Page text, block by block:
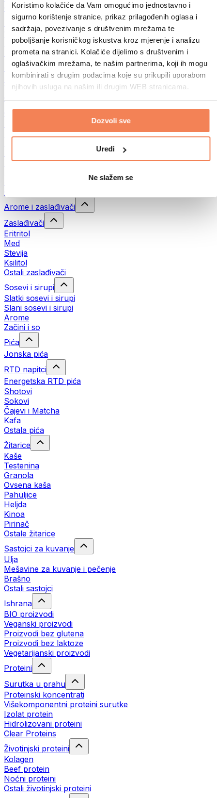
Koristimo kolačiće da Vam omogućimo jednostavno i
sigurno korištenje stranice, prikaz prilagođenih oglasa i
sadržaja, povezivanje s društvenim mrežama te
poboljšanje korisničkog iskustva kroz mjerenje i analizu
prometa na stranici. Kolačiće dijelimo s društvenim i
oglašivačkim mrežama, te našim partnerima, koji ih mogu
kombinirati s drugim podacima koje su prikupili uporabom
njihovih usluga na našim ili drugim WEB stranicama.
Dozvoli sve
Uredi
Ne slažem se
Ostala fitnes jela
Puteri od orašastih plodova
100% namazi od orašastih plodova
Slatki namazi od orašastih plodova
Proteinski namazi od orašastih plodova
Superhrana
Zelena superhrana
Vlakna
Ostala superhrana
Grickalice
Suvo meso
Proteinski čips
Ostale grickalice
Arome i zaslađivači
Zaslađivači
Eritritol
Med
Stevija
Ksilitol
Ostali zaslađivači
Sosevi i sirupi
Slatki sosevi i sirupi
Slani sosevi i sirupi
Arome
Začini i so
Pića
Jonska pića
RTD napitci
Energetska RTD pića
Shotovi
Sokovi
Čajevi i Matcha
Kafa
Ostala pića
Žitarice
Kaše
Testenina
Granola
Ovsena kaša
Pahuljice
Heljda
Kinoa
Pirinač
Ostale žitarice
Sastojci za kuvanje
Ulja
Mešavine za kuvanje i pečenje
Brašno
Ostali sastojci
Ishrana
BIO proizvodi
Veganski proizvodi
Proizvodi bez glutena
Proizvodi bez laktoze
Vegetarijanski proizvodi
Proteini
Surutka u prahu
Proteinski koncentrati
Višekomponentni proteini surutke
Izolat protein
Hidrolizovani proteini
Clear Proteins
Životinjski proteini
Kolagen
Beef protein
Noćni proteini
Ostali životinjski proteini